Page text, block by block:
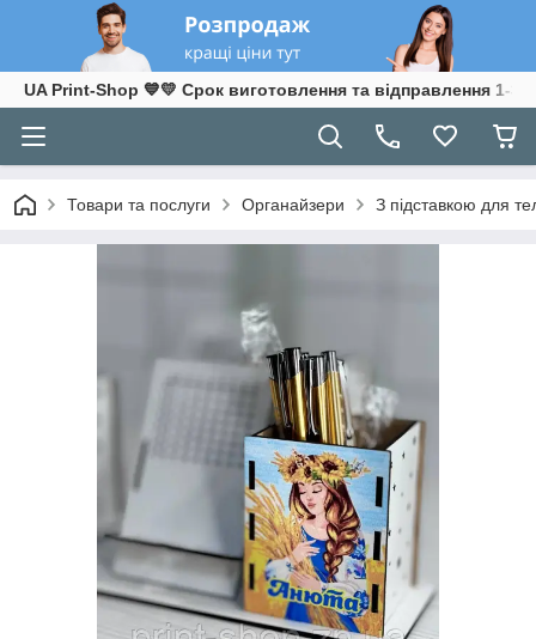
UA Print-Shop ​💙💛 Срок виготовлення та відправлення 1-3
Товари та послуги Органайзери З підставкою для